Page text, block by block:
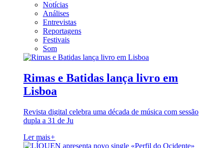
Notícias
Análises
Entrevistas
Reportagens
Festivais
Som
Rimas e Batidas lança livro em
Lisboa
Revista digital celebra uma década de música com sessão
dupla a 31 de Ju
Ler mais+